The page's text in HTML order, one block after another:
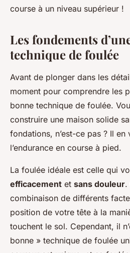
course à un niveau supérieur !
Les fondements
technique de foulée
Avant de plonger dans les
moment pour comprendre les
bonne technique de foulée.
construire une maison solide
fondations, n’est-ce pas ? Il
l’endurance en course à pied.
La foulée idéale est celle qui
efficacement et sans douleur.
combinaison de différents
position de votre tête à la
touchent le sol. Cependant, il
bonne » technique de foulée